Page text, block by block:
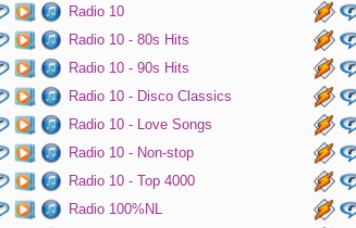
Radio 10
Radio 10 - 80s Hits
Radio 10 - 90s Hits
Radio 10 - Disco Classics
Radio 10 - Love Songs
Radio 10 - Non-stop
Radio 10 - Top 4000
Radio 100%NL